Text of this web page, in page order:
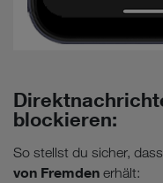
blockieren:
So stellst du sicher,
von Fremden erhält: